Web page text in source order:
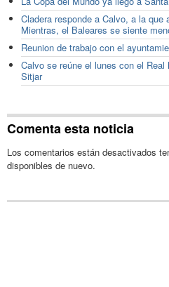
Cladera responde a Calvo, a la que
Mientras, el Baleares se siente
Reunion de trabajo con el
Calvo se reúne el lunes con el
Sitjar
Comenta esta noticia
Los comentarios están desactivados
disponibles de nuevo.